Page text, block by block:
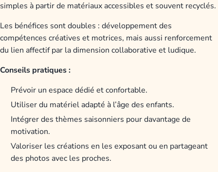
simples à partir de matériaux accessibles et souvent recyclés.
Les bénéfices sont doubles : développement des
compétences créatives et motrices, mais aussi renforcement
du lien affectif par la dimension collaborative et ludique.
Conseils pratiques :
Prévoir un espace dédié et confortable.
Utiliser du matériel adapté à l’âge des enfants.
Intégrer des thèmes saisonniers pour davantage de
motivation.
Valoriser les créations en les exposant ou en partageant
des photos avec les proches.